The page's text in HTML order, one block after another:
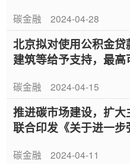
碳金融 2024-04-28
北京拟对使用公积金
建筑等给予支持，最高
碳金融 2024-04-15
推进碳市场建设，扩
联合印发《关于进一
碳金融 2024-04-11